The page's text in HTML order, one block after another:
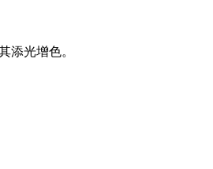
添光增色。